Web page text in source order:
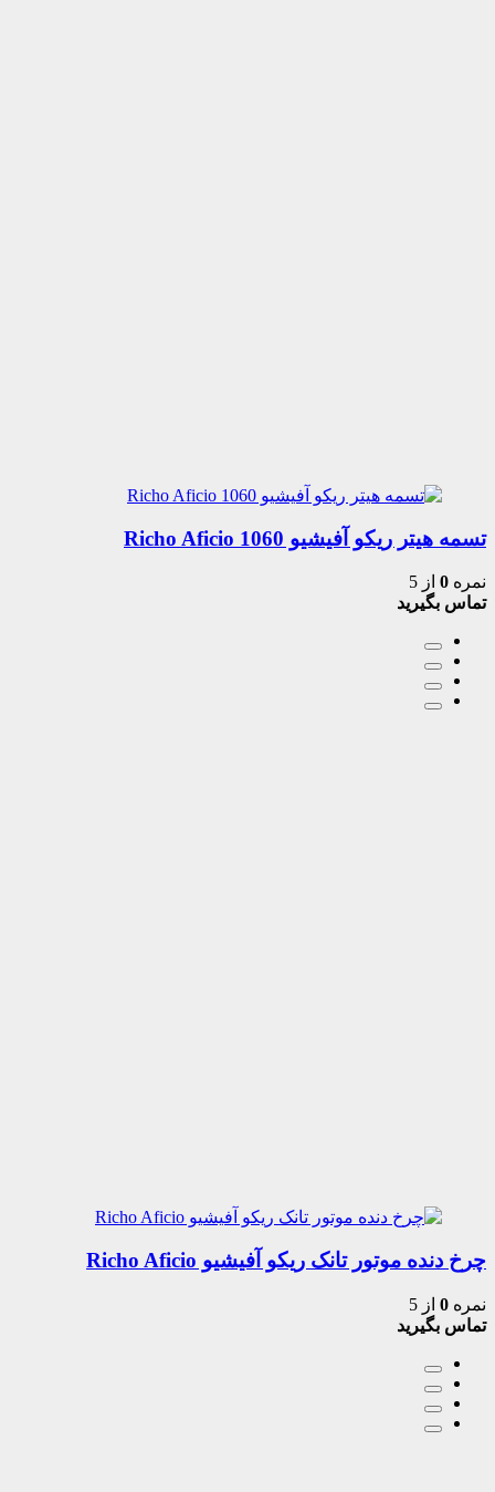
تسمه هیتر ریکو آفیشیو 1060 Richo Aficio
نمره 0 از 5
تماس بگیرید
چرخ دنده موتور تانک ریکو آفیشیو Richo Aficio
نمره 0 از 5
تماس بگیرید